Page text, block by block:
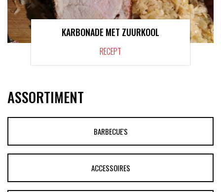
KARBONADE MET ZUURKOOL
RECEPT
ASSORTIMENT
BARBECUE'S
ACCESSOIRES